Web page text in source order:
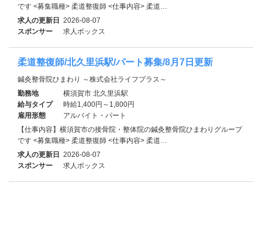
です <募集職種> 柔道整復師 <仕事内容> 柔道…
求人の更新日 2026-08-07
スポンサー
求人ボックス
柔道整復師/北久里浜駅/パート募集/8月7日更新
鍼灸整骨院ひまわり ～株式会社ライフプラス～
勤務地
横須賀市 北久里浜駅
給与タイプ
時給1,400円～1,800円
雇用形態
アルバイト・パート
【仕事内容】横須賀市の接骨院・整体院の鍼灸整骨院ひまわりグループ
です <募集職種> 柔道整復師 <仕事内容> 柔道…
求人の更新日 2026-08-07
スポンサー
求人ボックス